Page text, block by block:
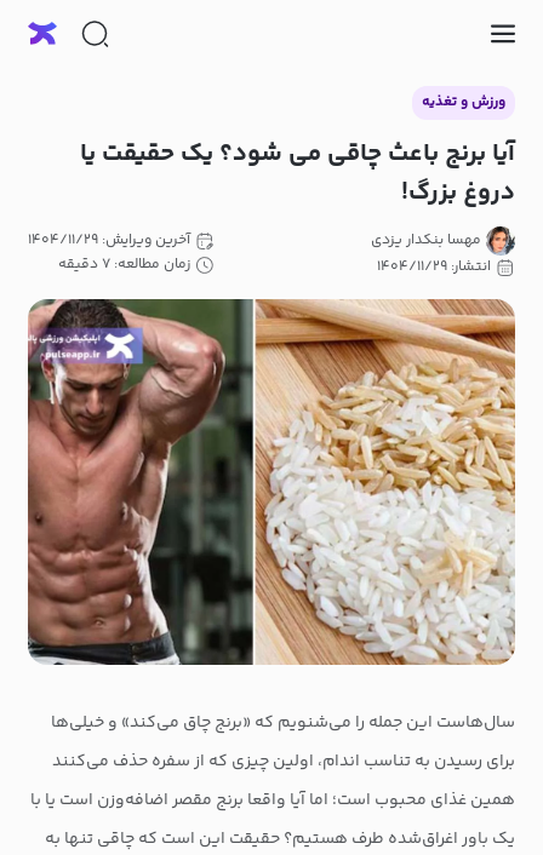
ورزش و تغذیه
آیا برنج باعث چاقی می شود؟ یک حقیقت یا
دروغ بزرگ!
مهسا بنکدار یزدی
انتشار: ۱۴۰۴/۱۱/۲۹
آخرین ویرایش: ۱۴۰۴/۱۱/۲۹
زمان مطالعه: ۷ دقیقه
سال‌هاست این جمله را می‌شنویم که «برنج چاق می‌کند» و خیلی‌ها
برای رسیدن به تناسب اندام، اولین چیزی که از سفره حذف می‌کنند
همین غذای محبوب است؛ اما آیا واقعا برنج مقصر اضافه‌وزن است یا با
یک باور اغراق‌شده طرف هستیم؟ حقیقت این است که چاقی تنها به